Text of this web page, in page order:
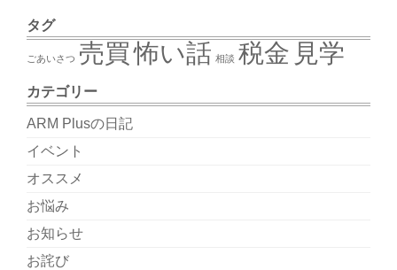
タグ
ごあいさつ 売買怖い話 相談 税金 見学
カテゴリー
ARM Plusの日記
イベント
オススメ
お悩み
お知らせ
お詫び